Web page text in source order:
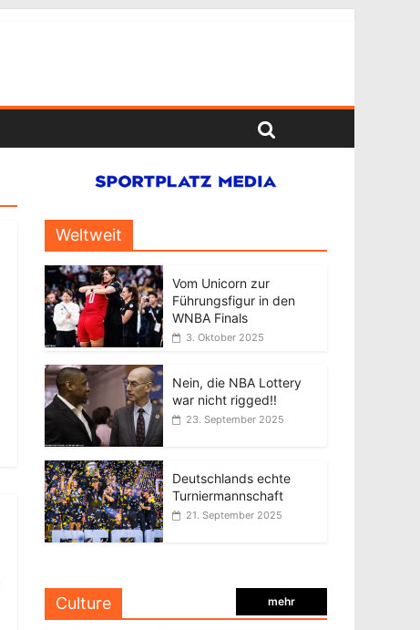
Weltweit
Vom Unicorn zur
Führungsfigur in den
WNBA Finals
3. Oktober 2025
Nein, die NBA Lottery
war nicht rigged!!
23. September 2025
Deutschlands echte
Turniermannschaft
21. September 2025
Culture mehr